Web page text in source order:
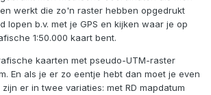
werkt die zo'n raster hebben opgedrukt
lopen b.v. met je GPS en kijken waar je op
1:50.000 kaart bent.
kaarten met pseudo-UTM-raster
En als je er zo eentje hebt dan moet je even
er in twee variaties: met RD mapdatum